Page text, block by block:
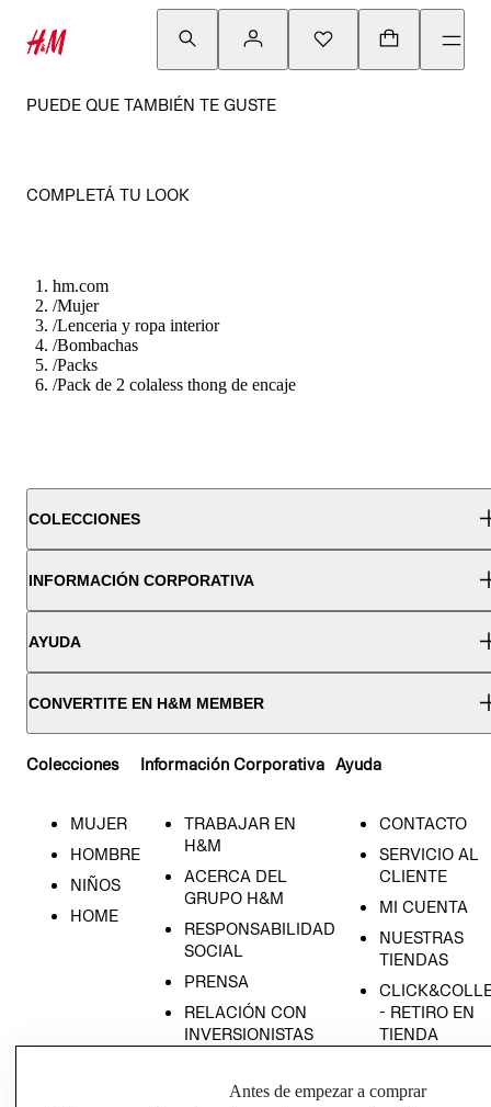
PUEDE QUE TAMBIÉN TE GUSTE
COMPLETÁ TU LOOK
hm.com
/Mujer
/Lenceria y ropa interior
/Bombachas
/Packs
/Pack de 2 colaless thong de encaje
COLECCIONES
INFORMACIÓN CORPORATIVA
AYUDA
CONVERTITE EN H&M MEMBER
Colecciones
MUJER
HOMBRE
NIÑOS
HOME
Información Corporativa
TRABAJAR EN
H&M
ACERCA DEL
GRUPO H&M
RESPONSABILIDAD
SOCIAL
PRENSA
RELACIÓN CON
INVERSIONISTAS
EMPRESARIAL
Ayuda
CONTACTO
SERVICIO AL
CLIENTE
MI CUENTA
NUESTRAS
TIENDAS
- RETIRO EN
TIENDA
CONDICIONES
Antes de empezar a comprar